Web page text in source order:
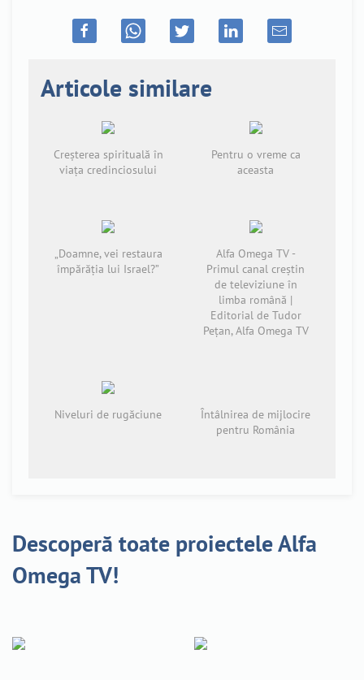
Articole similare
Creșterea spirituală în
viața credinciosului
Pentru o vreme ca
aceasta
„Doamne, vei restaura
împărăția lui Israel?”
Alfa Omega TV -
Primul canal creștin
de televiziune în
limba română |
Editorial de Tudor
Pețan, Alfa Omega TV
Niveluri de rugăciune
Întâlnirea de mijlocire
pentru România
Descoperă toate proiectele Alfa
Omega TV!